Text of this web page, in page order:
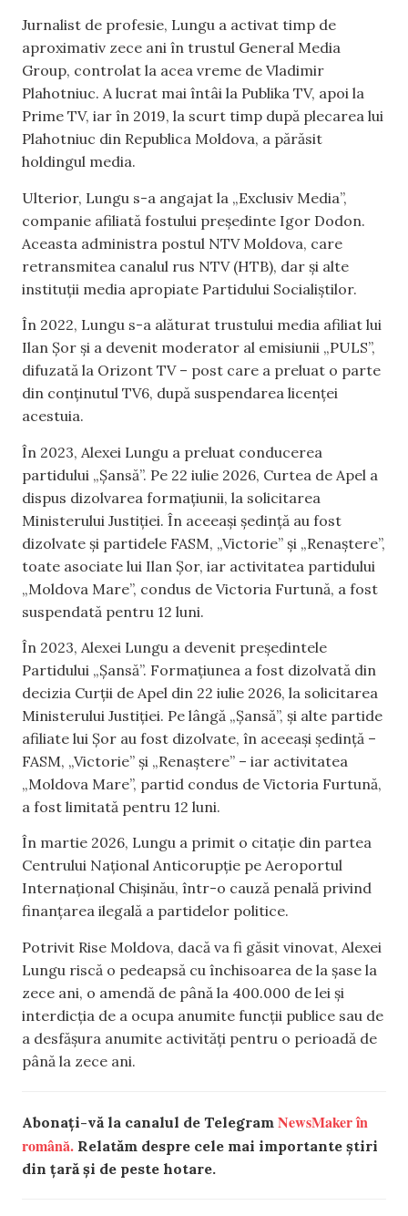
Jurnalist de profesie, Lungu a activat timp de
aproximativ zece ani în trustul General Media
Group, controlat la acea vreme de Vladimir
Plahotniuc. A lucrat mai întâi la Publika TV, apoi la
Prime TV, iar în 2019, la scurt timp după plecarea lui
Plahotniuc din Republica Moldova, a părăsit
holdingul media.
Ulterior, Lungu s-a angajat la „Exclusiv Media”,
companie afiliată fostului președinte Igor Dodon.
Aceasta administra postul NTV Moldova, care
retransmitea canalul rus NTV (HTB), dar și alte
instituții media apropiate Partidului Socialiștilor.
În 2022, Lungu s-a alăturat trustului media afiliat lui
Ilan Șor și a devenit moderator al emisiunii „PULS”,
difuzată la Orizont TV – post care a preluat o parte
din conținutul TV6, după suspendarea licenței
acestuia.
În 2023, Alexei Lungu a preluat conducerea
partidului „Șansă”. Pe 22 iulie 2026, Curtea de Apel a
dispus dizolvarea formațiunii, la solicitarea
Ministerului Justiției. În aceeași ședință au fost
dizolvate și partidele FASM, „Victorie” și „Renaștere”,
toate asociate lui Ilan Șor, iar activitatea partidului
„Moldova Mare”, condus de Victoria Furtună, a fost
suspendată pentru 12 luni.
În 2023, Alexei Lungu a devenit președintele
Partidului „Șansă”. Formațiunea a fost dizolvată din
decizia Curții de Apel din 22 iulie 2026, la solicitarea
Ministerului Justiției. Pe lângă „Șansă”, și alte partide
afiliate lui Șor au fost dizolvate, în aceeași ședință –
FASM, „Victorie” și „Renaștere” – iar activitatea
„Moldova Mare”, partid condus de Victoria Furtună,
a fost limitată pentru 12 luni.
În martie 2026, Lungu a primit o citație din partea
Centrului Național Anticorupție pe Aeroportul
Internațional Chișinău, într-o cauză penală privind
finanțarea ilegală a partidelor politice.
Potrivit Rise Moldova, dacă va fi găsit vinovat, Alexei
Lungu riscă o pedeapsă cu închisoarea de la șase la
zece ani, o amendă de până la 400.000 de lei și
interdicția de a ocupa anumite funcții publice sau de
a desfășura anumite activități pentru o perioadă de
până la zece ani.
Abonați-vă la canalul de Telegram NewsMaker în
română. Relatăm despre cele mai importante știri
din țară și de peste hotare.